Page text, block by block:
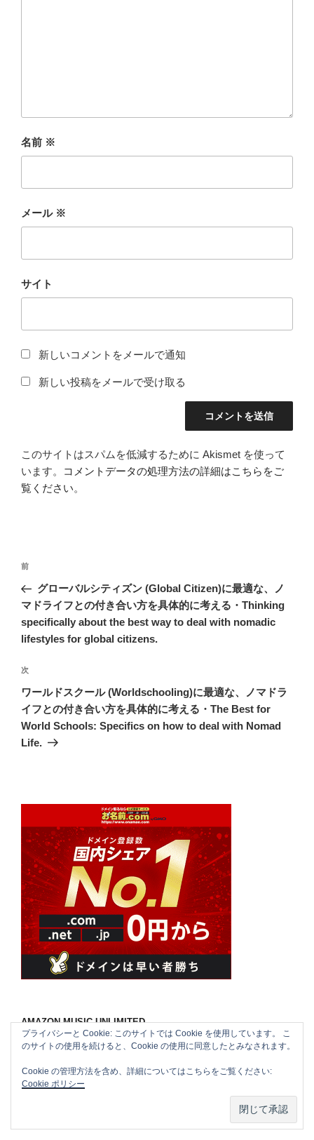
名前 ※
メール ※
サイト
新しいコメントをメールで通知
新しい投稿をメールで受け取る
このサイトはスパムを低減するために Akismet を使って
います。
コメントデータの処理方法の詳細はこちらをご
覧ください。
投
ナ
ビ
ゲ
シ
ョ
ン
前
の
投
稿
前
グローバルシティズン (Global Citizen)に最適な、ノ
マドライフとの付き合い方を具体的に考える・Thinking
specifically about the best way to deal with nomadic
lifestyles for global citizens.
次
の
投
稿
次
ワールドスクール (Worldschooling)に最適な、ノマドラ
イフとの付き合い方を具体的に考える・The Best for
World Schools: Specifics on how to deal with Nomad
Life.
AMAZON MUSIC UNLIMITED
プライバシーと Cookie: このサイトでは Cookie を使用しています。 こ
のサイトの使用を続けると、Cookie の使用に同意したとみなされます。
Cookie の管理方法を含め、詳細についてはこちらをご覧ください:
Cookie ポリシー